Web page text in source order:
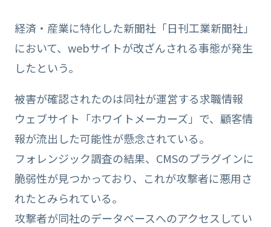
経済・産業に特化した新聞社「日刊工業新聞社」
において、webサイトが改ざんされる事態が発生
したという。
被害が確認されたのは同社が運営する求職情報
ウェブサイト「ホワイトメーカーズ」で、顧客情
報が流出した可能性が懸念されている。
フォレンジック調査の結果、CMSのプラグインに
脆弱性が見つかっており、これが攻撃者に悪用さ
れたとみられている。
攻撃者が同社のデータベースへのアクセスしてい